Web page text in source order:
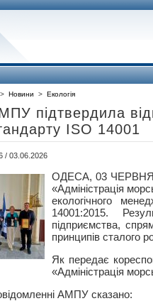
> Новини > Екологія
підтвердила
ISO 14001
/ 03.06.2026
ОДЕСА, 03 ЧЕРВНЯ
«Адміністрація
екологічного
14001:2015.
підприємства,
принципів сталого
Як передає
«Адміністрація
АМПУ сказано: